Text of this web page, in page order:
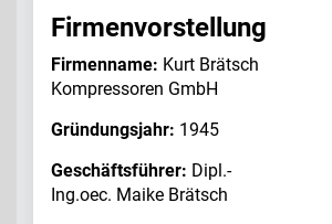
Firmenvorstellung
Firmenname: Kurt Brätsch
Kompressoren GmbH
Gründungsjahr: 1945
Geschäftsführer: Dipl.-
Ing.oec. Maike Brätsch